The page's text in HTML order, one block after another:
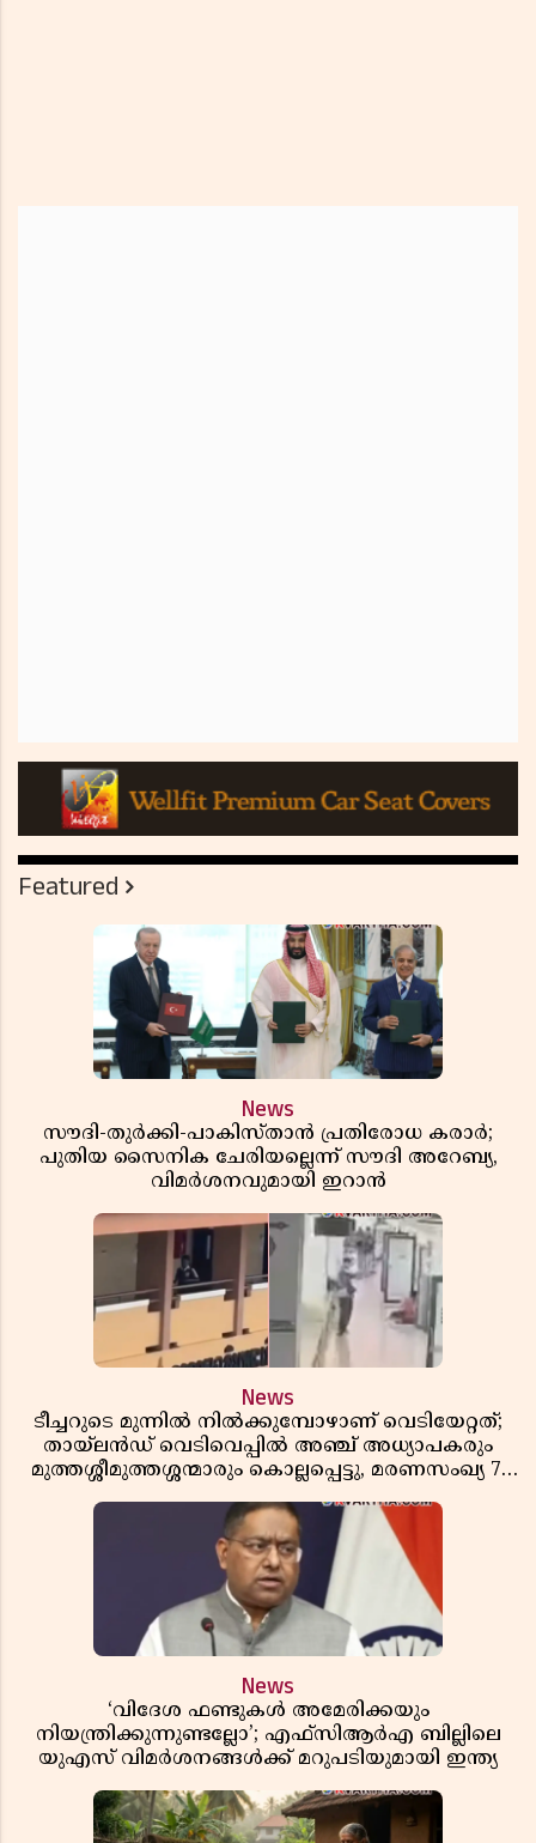
Featured
News
സൗദി-തുർക്കി-പാകിസ്താൻ പ്രതിരോധ കരാർ;
പുതിയ സൈനിക ചേരിയല്ലെന്ന് സൗദി അറേബ്യ,
വിമർശനവുമായി ഇറാൻ
News
ടീച്ചറുടെ മുന്നിൽ നിൽക്കുമ്പോഴാണ് വെടിയേറ്റത്;
തായ്‌ലൻഡ് വെടിവെപ്പിൽ അഞ്ച് അധ്യാപകരും
മുത്തശ്ശീമുത്തശ്ശന്മാരും കൊല്ലപ്പെട്ടു, മരണസംഖ്യ 7;
News
‘വിദേശ ഫണ്ടുകൾ അമേരിക്കയും
നിയന്ത്രിക്കുന്നുണ്ടല്ലോ’; എഫ്സിആർഎ ബില്ലിലെ
യുഎസ് വിമർശനങ്ങൾക്ക് മറുപടിയുമായി ഇന്ത്യ